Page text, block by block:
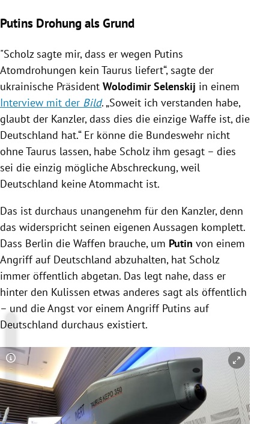
Putins Drohung als Grund
"Scholz sagte mir, dass er wegen Putins
Atomdrohungen kein Taurus liefert“, sagte der
ukrainische Präsident Wolodimir Selenskij in einem
Interview mit der Bild. „Soweit ich verstanden habe,
glaubt der Kanzler, dass dies die einzige Waffe ist, die
Deutschland hat.“ Er könne die Bundeswehr nicht
ohne Taurus lassen, habe Scholz ihm gesagt – dies
sei die einzig mögliche Abschreckung, weil
Deutschland keine Atommacht ist.
Das ist durchaus unangenehm für den Kanzler, denn
das widerspricht seinen eigenen Aussagen komplett.
Dass Berlin die Waffen brauche, um Putin von einem
Angriff auf Deutschland abzuhalten, hat Scholz
immer öffentlich abgetan. Das legt nahe, dass er
hinter den Kulissen etwas anderes sagt als öffentlich
– und die Angst vor einem Angriff Putins auf
Deutschland durchaus existiert.
Copyright-Hinweis öffnen/schließen